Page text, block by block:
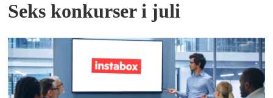
Seks konkurser i juli